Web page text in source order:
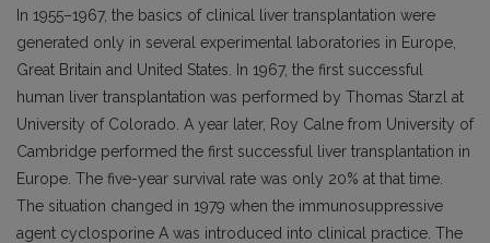
In 1955–1967, the basics of clinical liver transplantation were
generated only in several experimental laboratories in Europe,
Great Britain and United States. In 1967, the first successful
human liver transplantation was performed by Thomas Starzl at
University of Colorado. A year later, Roy Calne from University of
Cambridge performed the first successful liver transplantation in
Europe. The five-year survival rate was only 20% at that time.
The situation changed in 1979 when the immunosuppressive
agent cyclosporine A was introduced into clinical practice. The